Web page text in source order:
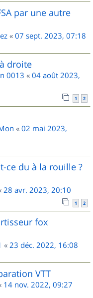
par une autre
« 07 sept. 2023, 07:18
droite
0013 « 04 août 2023,
1 2
« 02 mai 2023,
ce du à la rouille ?
28 avr. 2023, 20:10
1 2
fox
« 23 déc. 2022, 16:08
VTT
14 nov. 2022, 09:27